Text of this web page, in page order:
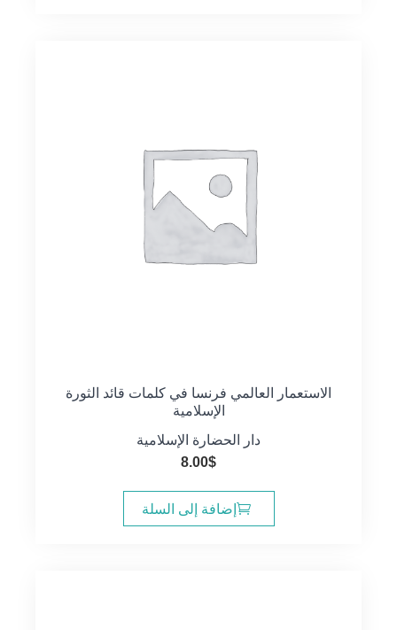
الاستعمار العالمي فرنسا في كلمات قائد الثورة
الإسلامية
دار الحضارة الإسلامية
8.00$
إضافة إلى السلة